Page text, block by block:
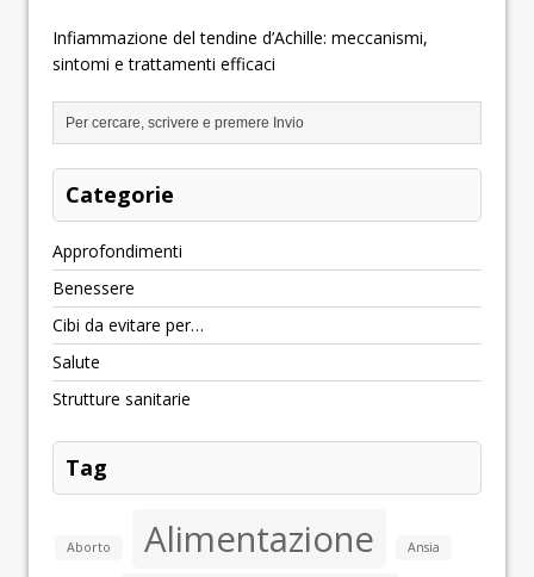
Infiammazione del tendine d’Achille: meccanismi,
sintomi e trattamenti efficaci
Categorie
Approfondimenti
Benessere
Cibi da evitare per…
Salute
Strutture sanitarie
Tag
Aborto Alimentazione Ansia